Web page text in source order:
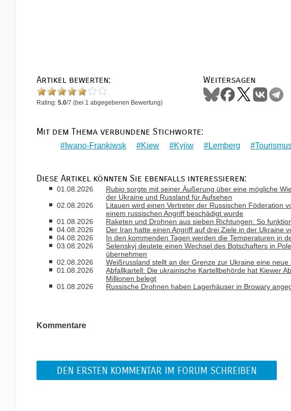
Artikel bewerten:
Rating: 5.0/7 (bei 1 abgegebenen Bewertung)
Weitersagen
Mit dem Thema verbundene Stichworte:
Iwano-Frankiwsk Kiew Kyjiw Lemberg
Diese Artikel könnten Sie ebenfalls interessieren:
01.08.2026
Rubio sorgte mit seiner Äußerung über eine mögliche
der Ukraine und Russland für Aufsehen
02.08.2026
Litauen wird einen Vertreter der Russischen Föderation
einem russischen Angriff beschädigt wurde
01.08.2026
Raketen und Drohnen aus sieben Richtungen: So
04.08.2026
Der Iran hatte einen Angriff auf drei Ziele in der Ukraine
04.08.2026
In den kommenden Tagen werden die Temperaturen in
03.08.2026
Selenskyj deutete einen Wechsel des Botschafters in
übernehmen
02.08.2026
Weißrussland stellt an der Grenze zur Ukraine eine
01.08.2026
Abfallkartell: Die ukrainische Kartellbehörde hat Kiewer
Millionen belegt
01.08.2026
Russische Drohnen haben Lagerhäuser in Browary
Kommentare
DEN ERSTEN KOMMENTAR IM FORUM SCHREIBEN